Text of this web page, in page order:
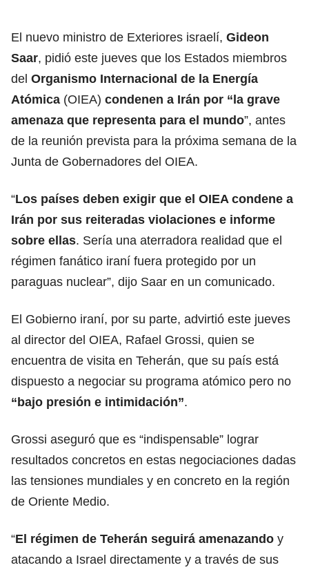
El nuevo ministro de Exteriores israelí, Gideon
Saar, pidió este jueves que los Estados miembros
del Organismo Internacional de la Energía
Atómica (OIEA) condenen a Irán por “la grave
amenaza que representa para el mundo”, antes
de la reunión prevista para la próxima semana de la
Junta de Gobernadores del OIEA.
“Los países deben exigir que el OIEA condene a
Irán por sus reiteradas violaciones e informe
sobre ellas. Sería una aterradora realidad que el
régimen fanático iraní fuera protegido por un
paraguas nuclear”, dijo Saar en un comunicado.
El Gobierno iraní, por su parte, advirtió este jueves
al director del OIEA, Rafael Grossi, quien se
encuentra de visita en Teherán, que su país está
dispuesto a negociar su programa atómico pero no
“bajo presión e intimidación”.
Grossi aseguró que es “indispensable” lograr
resultados concretos en estas negociaciones dadas
las tensiones mundiales y en concreto en la región
de Oriente Medio.
“El régimen de Teherán seguirá amenazando y
atacando a Israel directamente y a través de sus